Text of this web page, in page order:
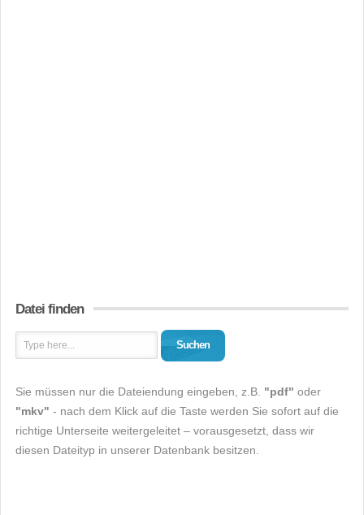
Datei finden
Suchen
Sie müssen nur die Dateiendung eingeben, z.B. "pdf" oder
"mkv" - nach dem Klick auf die Taste werden Sie sofort auf die
richtige Unterseite weitergeleitet – vorausgesetzt, dass wir
diesen Dateityp in unserer Datenbank besitzen.